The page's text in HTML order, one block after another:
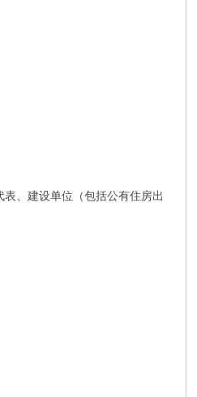
、建设单位（包括公有住房出